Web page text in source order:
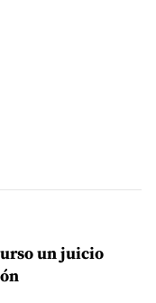
un juicio